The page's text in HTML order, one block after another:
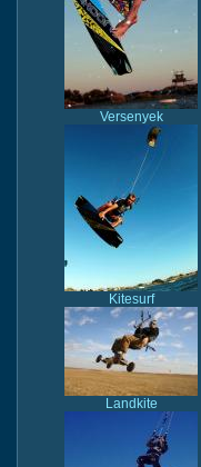
Versenyek
Kitesurf
Landkite